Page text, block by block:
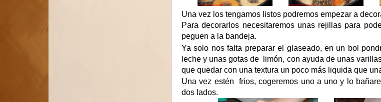
Una vez los tengamos listos podremos empezar a
Para decorarlos necesitaremos unas rejillas para
peguen a la bandeja.
Ya solo nos falta preparar el glaseado, en un bol
leche y unas gotas de limón, con ayuda de unas
que quedar con una textura un poco más liquida que
Una vez estén fríos, cogeremos uno a uno y lo
dos lados.